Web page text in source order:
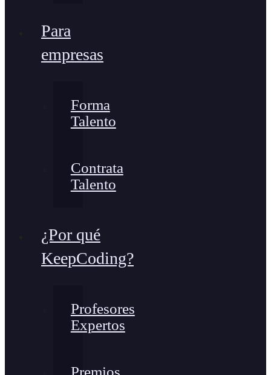
Para
empresas
Forma
Talento
Contrata
Talento
¿Por qué
KeepCoding?
Profesores
Expertos
Premios